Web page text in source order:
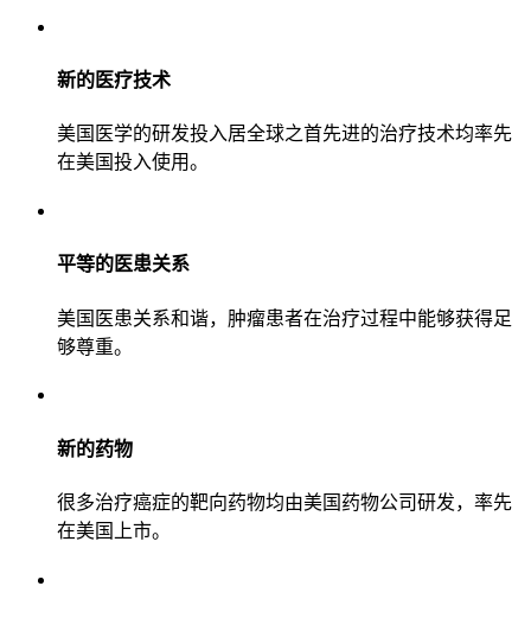
新的医疗技术
美国医学的研发投入居全球之首先进的治疗技术均率先
在美国投入使用。
平等的医患关系
美国医患关系和谐，肿瘤患者在治疗过程中能够获得足
够尊重。
新的药物
很多治疗癌症的靶向药物均由美国药物公司研发，率先
在美国上市。